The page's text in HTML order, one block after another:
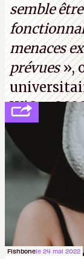
semble
menaces
prévues»,
WiSec
(PDF) -
Lastovich)
Fishbonele 24 mai 2022